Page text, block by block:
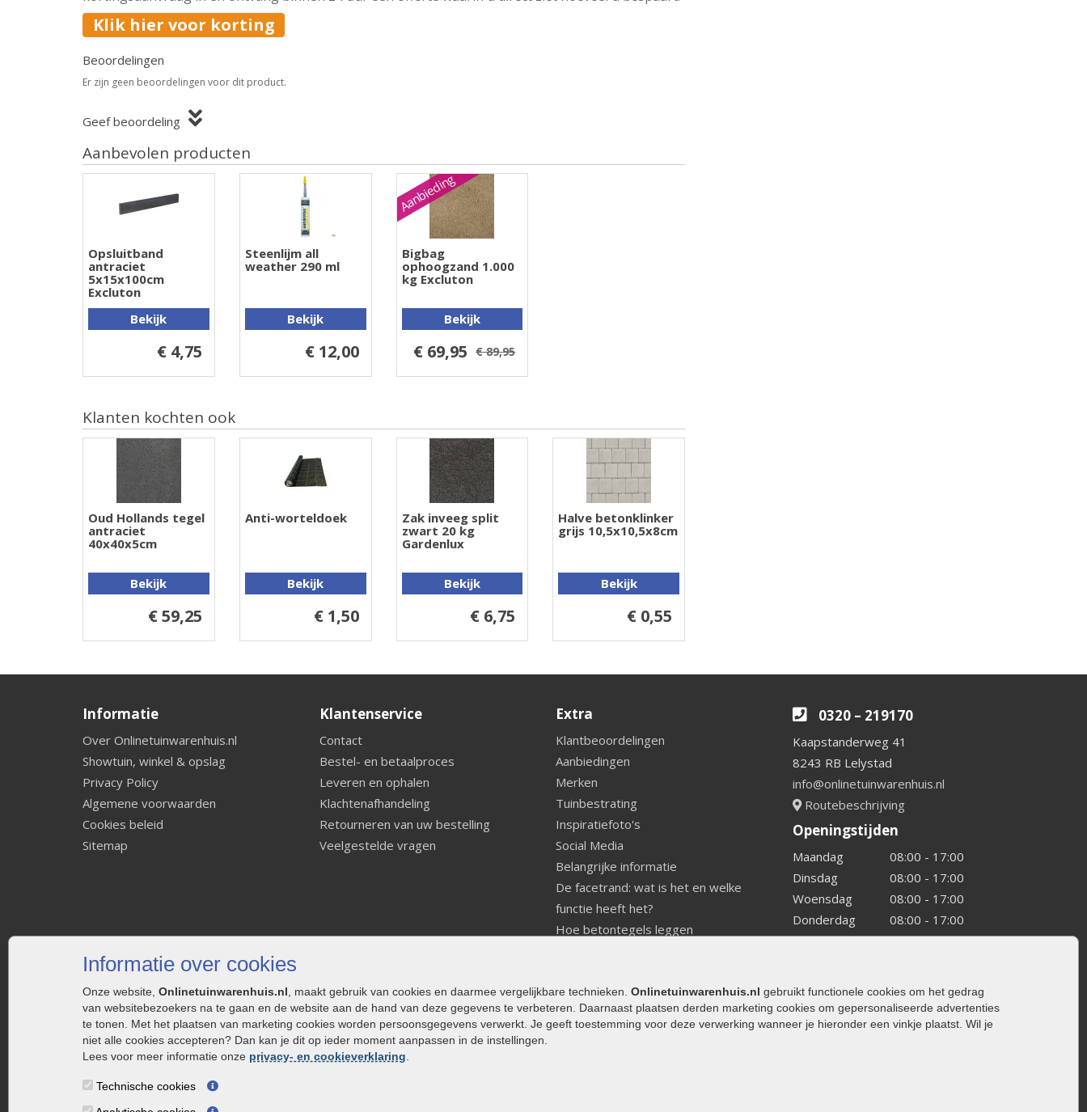
Informatie over cookies
Onze website, Onlinetuinwarenhuis.nl , maakt gebruik van cookies en daarmee vergelijkbare technieken. Onlinetuinwarenhuis.nl gebruikt functionele cookies om het gedrag
van websitebezoekers na te gaan en de website aan de hand van deze gegevens te verbeteren. Daarnaast plaatsen derden marketing cookies om gepersonaliseerde advertenties
te tonen. Met het plaatsen van marketing cookies worden persoonsgegevens verwerkt. Je geeft toestemming voor deze verwerking wanneer je hieronder een vinkje plaatst. Wil je
niet alle cookies accepteren? Dan kan je dit op ieder moment aanpassen in de instellingen.
Lees voor meer informatie onze privacy- en cookieverklaring
Technische cookies
Klik hier voor korting
Beoordelingen
Er zijn geen beoordelingen voor dit product.
Geef beoordeling
Aanbevolen producten
Opsluitband
antraciet
5x15x100cm
Excluton
Bekijk
€ 4,75
Steenlijm all
weather 290 ml
Bekijk
€ 12,00
Aanbieding
Bigbag
ophoogzand 1.000
kg Excluton
Bekijk
€ 69,95 € 89,95
Klanten kochten ook
Oud Hollands tegel
antraciet
40x40x5cm
Bekijk
€ 59,25
Anti-worteldoek
Bekijk
€ 1,50
Zak inveeg split
zwart 20 kg
Gardenlux
Bekijk
€ 6,75
Halve betonklinker
grijs 10,5x10,5x8cm
Bekijk
€ 0,55
Informatie
Over Onlinetuinwarenhuis.nl
Showtuin, winkel & opslag
Privacy Policy
Algemene voorwaarden
Cookies beleid
Sitemap
Klantenservice
Contact
Bestel- en betaalproces
Leveren en ophalen
Klachtenafhandeling
Retourneren van uw bestelling
Veelgestelde vragen
Extra
Klantbeoordelingen
Aanbiedingen
Merken
Tuinbestrating
Inspiratiefoto's
Social Media
Belangrijke informatie
De facetrand: wat is het en welke
functie heeft het?
Hoe betontegels leggen
Welke tuinstijl past bij mij
Strakke tuin inrichten
Legverbanden gebakken bestrating
0320 – 219170
Kaapstanderweg 41
8243 RB Lelystad
info@onlinetuinwarenhuis.nl
Routebeschrijving
Openingstijden
Maandag
08:00 - 17:00
Dinsdag
08:00 - 17:00
Woensdag
08:00 - 17:00
Donderdag
08:00 - 17:00
Vrijdag
08:00 - 17:00